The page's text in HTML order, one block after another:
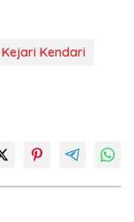
Kejari Kendari